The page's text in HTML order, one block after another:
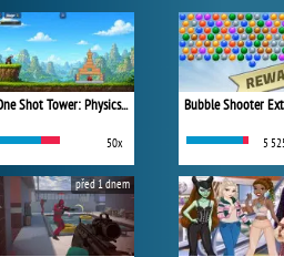
One Shot Tower: Physics Destroyer
50x
před 1 dnem
Bubble Shooter
5